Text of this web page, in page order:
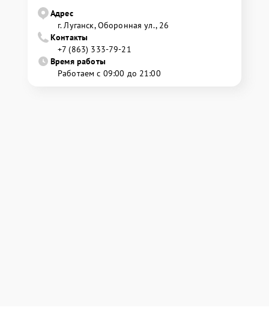
Адрес
г. Луганск, Оборонная ул., 26
Контакты
+7 (863) 333-79-21
Время работы
Работаем с 09:00 до 21:00